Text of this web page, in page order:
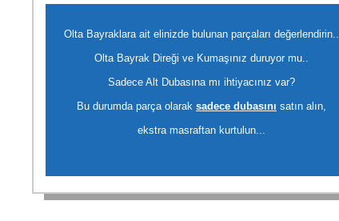
Olta Bayraklara ait elinizde bulunan parçaları değerlendirin..
Olta Bayrak Direği ve Kumaşınız duruyor mu..
Sadece Alt Dubasına mı ihtiyacınız var?
Bu durumda parça olarak sadece dubasını satın alın,
ekstra masraftan kurtulun...